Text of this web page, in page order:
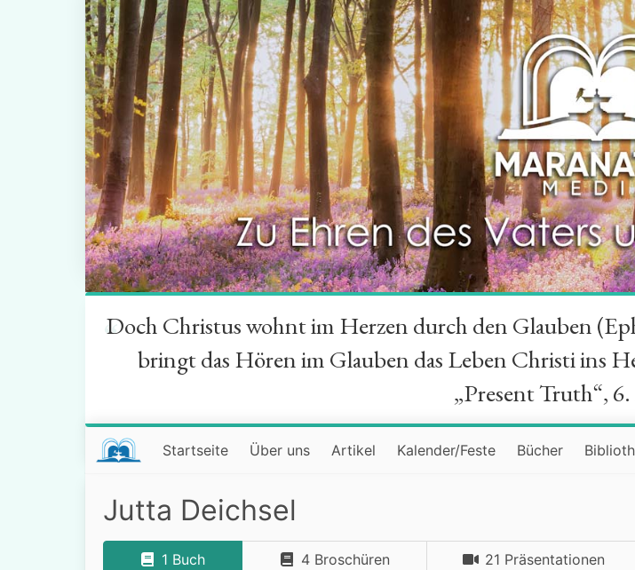
“
Doch Christus wohnt im Herzen durch den Glauben
bringt das Hören im Glauben das Leben Christi ins
„Present Truth“,
Startseite Über uns Artikel Kalender/Feste Bücher
Jutta Deichsel
1 Buch 4 Broschüren 21 Präsentationen